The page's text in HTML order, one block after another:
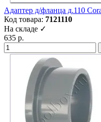
Адаптер д/фланца д.110
Код товара: 7121110
На складе ✓
635 р.